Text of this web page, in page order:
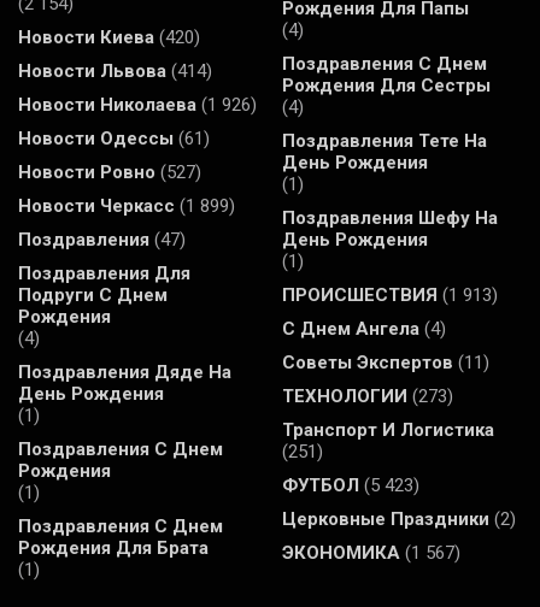
Новости Киева (420)
Новости Львова (414)
Новости Николаева (1 926)
Новости Одессы (61)
Новости Ровно (527)
Новости Черкасс (1 899)
Поздравления (47)
Поздравления Для
Подруги С Днем
Рождения
(4)
Поздравления Дяде На
День Рождения
(1)
Поздравления С Днем
Рождения
(1)
Поздравления С Днем
Рождения Для Брата
(1)
Рождения Для Папы
(4)
Поздравления С Днем
Рождения Для Сестры
(4)
Поздравления Тете На
День Рождения
(1)
Поздравления Шефу На
День Рождения
(1)
ПРОИСШЕСТВИЯ (1 913)
С Днем Ангела (4)
Советы Экспертов (11)
ТЕХНОЛОГИИ (273)
Транспорт И Логистика
(251)
ФУТБОЛ (5 423)
Церковные Праздники (2)
ЭКОНОМИКА (1 567)